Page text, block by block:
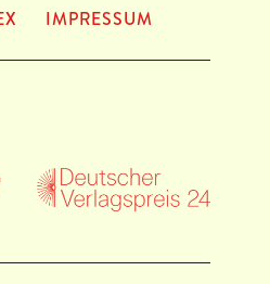
IMPRES­SUM